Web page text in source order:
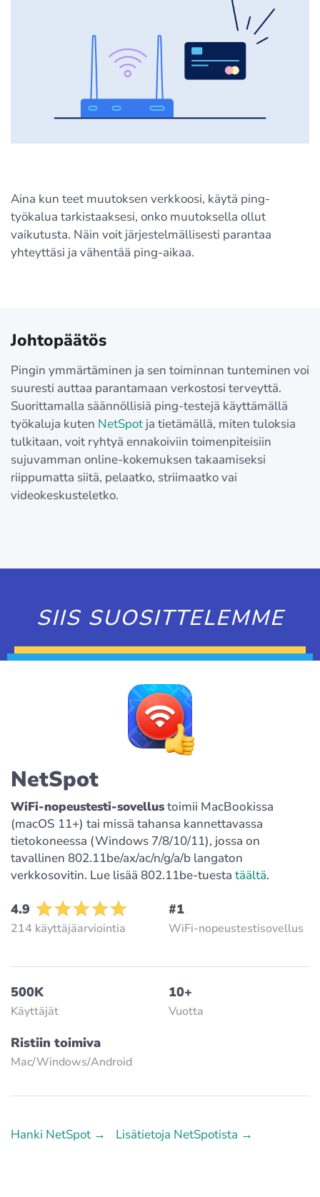
Aina kun teet muutoksen verkkoosi, käytä ping-
työkalua tarkistaaksesi, onko muutoksella ollut
vaikutusta. Näin voit järjestelmällisesti parantaa
yhteyttäsi ja vähentää ping-aikaa.
Johtopäätös
Pingin ymmärtäminen ja sen toiminnan tunteminen voi
suuresti auttaa parantamaan verkostosi terveyttä.
Suorittamalla säännöllisiä ping-testejä käyttämällä
työkaluja kuten NetSpot ja tietämällä, miten tuloksia
tulkitaan, voit ryhtyä ennakoiviin toimenpiteisiin
sujuvamman online-kokemuksen takaamiseksi
riippumatta siitä, pelaatko, striimaatko vai
videokeskusteletko.
SIIS SUOSITTELEMME
NetSpot
WiFi-nopeustesti-sovellustoimii MacBookissa
(macOS 11+) tai missä tahansa kannettavassa
tietokoneessa (Windows 7/8/10/11), jossa on
tavallinen 802.11be/ax/ac/n/g/a/b langaton
verkkosovitin. Lue lisää 802.11be-tuesta täältä.
4.9
214 käyttäjäarviointia
#1
WiFi-nopeustestisovellus
500K
Käyttäjät
10+
Vuotta
Ristiin toimiva
Mac/Windows/Аndroid
Hanki NetSpot → Lisätietoja NetSpotista →